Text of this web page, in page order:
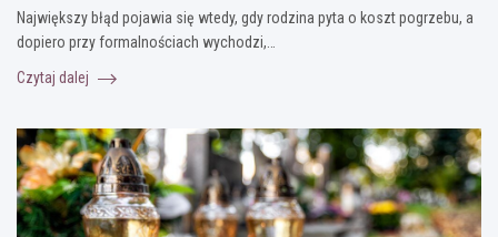
Największy błąd pojawia się wtedy, gdy rodzina pyta o koszt pogrzebu, a
dopiero przy formalnościach wychodzi,…
Czytaj dalej